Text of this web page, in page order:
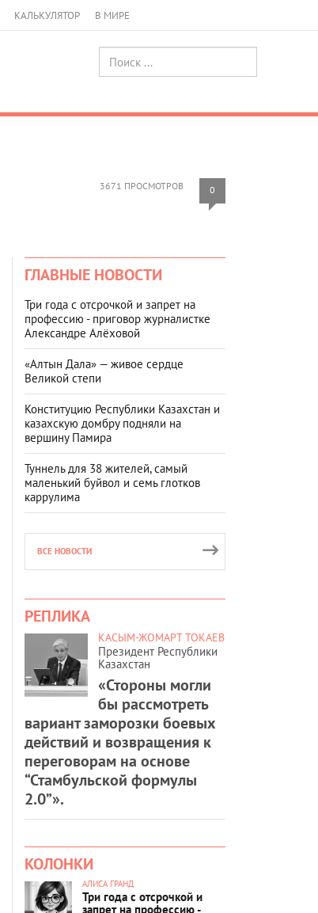
КАЛЬКУЛЯТОР В МИРЕ
3671 ПРОСМОТРОВ 0
ГЛАВНЫЕ НОВОСТИ
Три года с отсрочкой и запрет на
профессию - приговор журналистке
Александре Алёховой
«Алтын Дала» — живое сердце
Великой степи
Конституцию Республики Казахстан и
казахскую домбру подняли на
вершину Памира
Туннель для 38 жителей, самый
маленький буйвол и семь глотков
каррулима
ВСЕ НОВОСТИ
РЕПЛИКА
КАСЫМ-ЖОМАРТ ТОКАЕВ
Президент Республики
Казахстан
«Стороны могли
бы рассмотреть
вариант заморозки боевых
действий и возвращения к
переговорам на основе
“Стамбульской формулы
2.0”».
КОЛОНКИ
АЛИСА ГРАНД
Три года с отсрочкой и
запрет на профессию -